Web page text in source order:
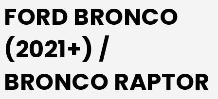
FORD BRONCO
(2021+) /
BRONCO RAPTOR